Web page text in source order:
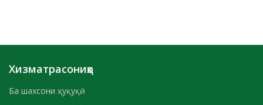
Хизматрасониҳо
Ба шахсони ҳуқуқӣ